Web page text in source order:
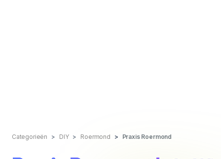
Categorieën DIY Roermond Praxis Roermond